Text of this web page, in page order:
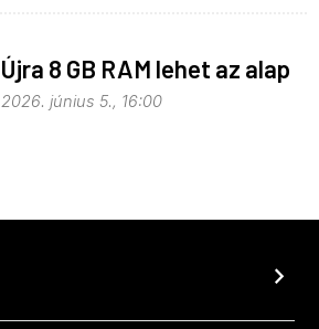
Újra 8 GB RAM lehet az alap
2026. június 5., 16:00
chevron_right